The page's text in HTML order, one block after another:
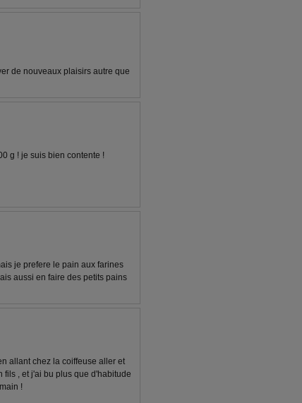
de nouveaux plaisirs autre que
g ! je suis bien contente !
je prefere le pain aux farines
aussi en faire des petits pains
allant chez la coiffeuse aller et
fils , et j'ai bu plus que d'habitude
!